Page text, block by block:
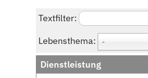
Textfilter:
Lebensthema: -
Dienstleistung